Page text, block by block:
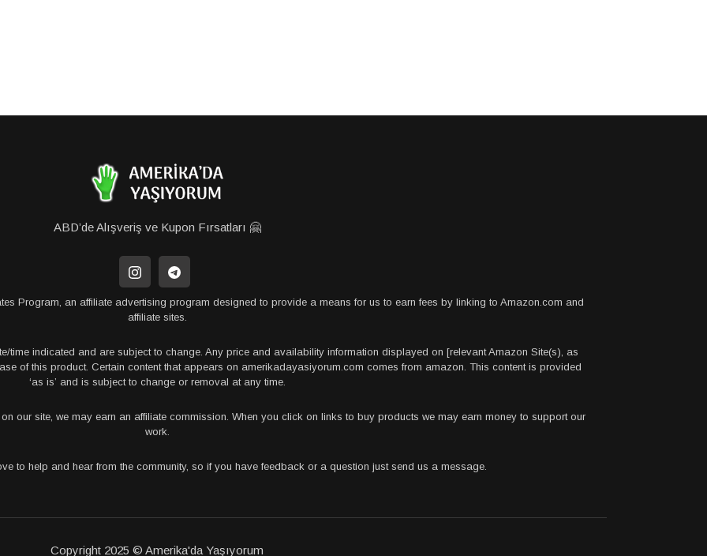
ABD’de Alışveriş ve Kupon Fırsatları 🤗
Program, an affiliate advertising program designed to provide a means for us to earn fees by linking to Amazon.com and
affiliate sites.
time indicated and are subject to change. Any price and availability information displayed on [relevant Amazon Site(s), as
of this product. Certain content that appears on amerikadayasiyorum.com comes from amazon. This content is provided
‘as is’ and is subject to change or removal at any time.
our site, we may earn an affiliate commission. When you click on links to buy products we may earn money to support our
work.
to help and hear from the community, so if you have feedback or a question just send us a message.
Copyright 2025 © Amerika'da Yaşıyorum